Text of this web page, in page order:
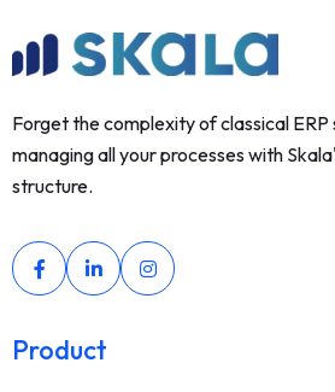
Forget the complexity of classical
managing all your processes with
structure.
Product